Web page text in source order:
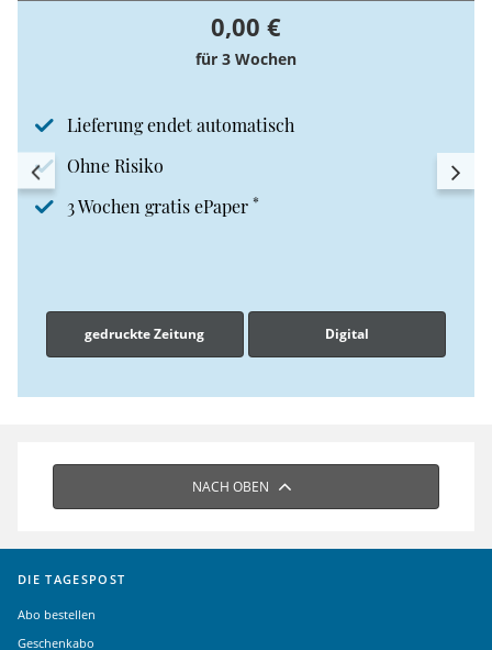
0,00 €
für 3 Wochen
Lieferung endet automatisch
Ohne Risiko
3 Wochen gratis ePaper *
gedruckte Zeitung Digital
NACH OBEN
DIE TAGESPOST
Abo bestellen
Geschenkabo